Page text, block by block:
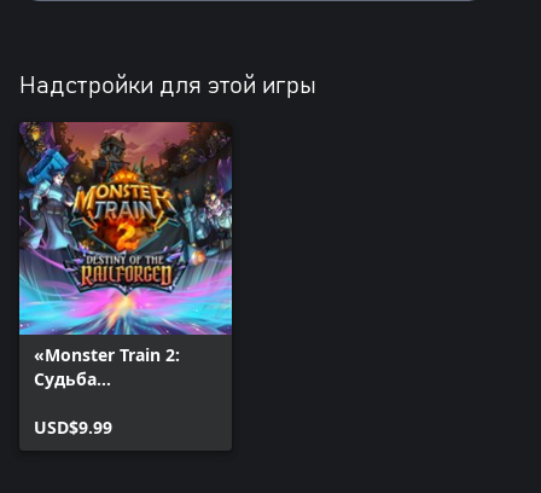
Надстройки для этой игры
«Monster Train 2:
Судьба
в»
USD$9.99